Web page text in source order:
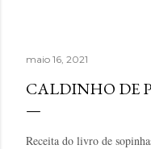
maio 16, 2021
CALDINHO DE
Receita do livro de